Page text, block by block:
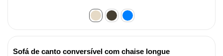
Sofá de canto conversível com chaise longue